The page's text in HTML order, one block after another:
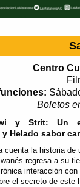
Centro
Boletos
y Strit: Un
y Helado sabor
cuenta la historia de
regresa a su
interacción
el secreto de este